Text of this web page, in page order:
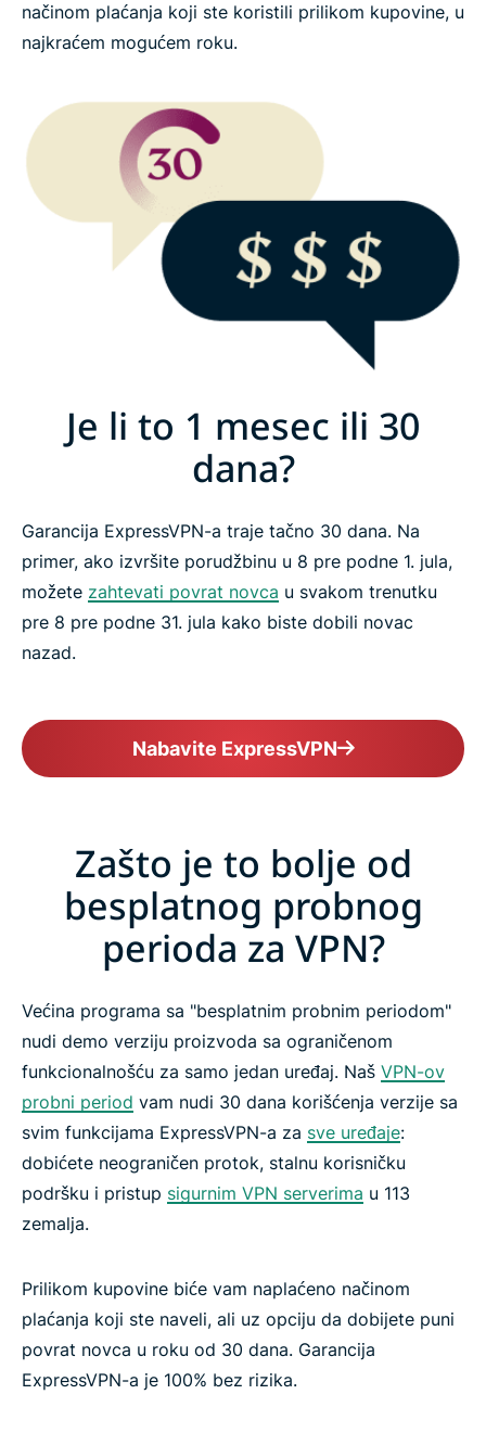
Isprobajte ExpressVPN bez rizika
načinom plaćanja koji ste koristili prilikom kupovine, u
najkraćem mogućem roku.
Je li to 1 mesec ili 30
dana?
Garancija ExpressVPN-a traje tačno 30 dana. Na
primer, ako izvršite porudžbinu u 8 pre podne 1. jula,
možete zahtevati povrat novca u svakom trenutku
pre 8 pre podne 31. jula kako biste dobili novac
nazad.
Nabavite ExpressVPN
Zašto je to bolje od
besplatnog probnog
perioda za VPN?
Većina programa sa "besplatnim probnim periodom"
nudi demo verziju proizvoda sa ograničenom
funkcionalnošću za samo jedan uređaj. Naš VPN-ov
probni period vam nudi 30 dana korišćenja verzije sa
svim funkcijama ExpressVPN-a za sve uređaje:
dobićete neograničen protok, stalnu korisničku
podršku i pristup sigurnim VPN serverima u 113
zemalja.
Prilikom kupovine biće vam naplaćeno načinom
plaćanja koji ste naveli, ali uz opciju da dobijete puni
povrat novca u roku od 30 dana. Garancija
ExpressVPN-a je 100% bez rizika.